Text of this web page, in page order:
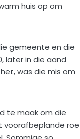
huis op om
gemeente en die
later in die aand
was die mis om
te maak om die
voorafbeplande